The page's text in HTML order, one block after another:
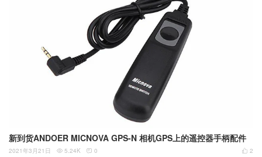
新到货ANDOER MICNOVA GPS-N 相机GPS上的遥控器手柄配件
 2
2021年3月21日  5.24K  0